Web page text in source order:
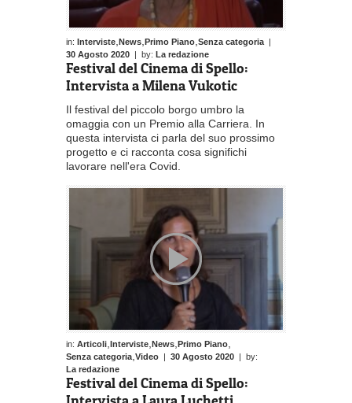
in: Interviste News Primo Piano Senza categoria |
30 Agosto 2020 | by: La redazione
Festival del Cinema di Spello:
Intervista a Milena Vukotic
Il festival del piccolo borgo umbro la
omaggia con un Premio alla Carriera. In
questa intervista ci parla del suo prossimo
progetto e ci racconta cosa significhi
lavorare nell'era Covid.
in: Articoli Interviste News Primo Piano
Senza categoria Video | 30 Agosto 2020 | by:
La redazione
Festival del Cinema di Spello: